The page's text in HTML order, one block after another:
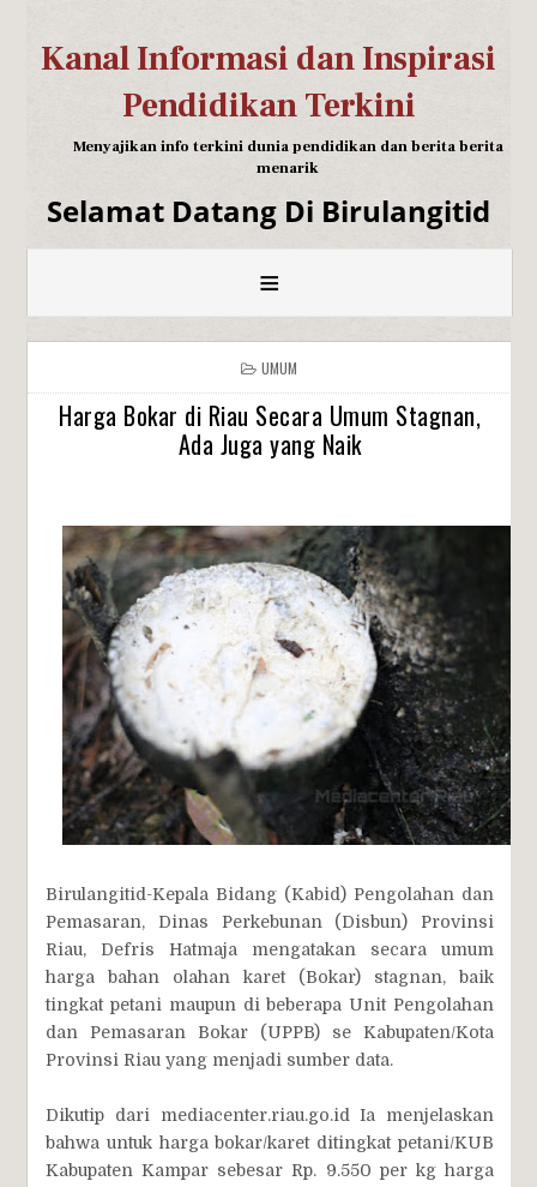
Kanal Informasi dan Inspirasi
Pendidikan Terkini
Menyajikan info terkini dunia pendidikan dan berita berita
menarik
Selamat Datang Di Birulangitid
≡
UMUM
Harga Bokar di Riau Secara Umum Stagnan,
Ada Juga yang Naik
Birulangitid-Kepala Bidang (Kabid) Pengolahan dan
Pemasaran, Dinas Perkebunan (Disbun) Provinsi
Riau, Defris Hatmaja mengatakan secara umum
harga bahan olahan karet (Bokar) stagnan, baik
tingkat petani maupun di beberapa Unit Pengolahan
dan Pemasaran Bokar (UPPB) se Kabupaten/Kota
Provinsi Riau yang menjadi sumber data.
Dikutip dari mediacenter.riau.go.id Ia menjelaskan
bahwa untuk harga bokar/karet ditingkat petani/KUB
Kabupaten Kampar sebesar Rp. 9.550 per kg harga